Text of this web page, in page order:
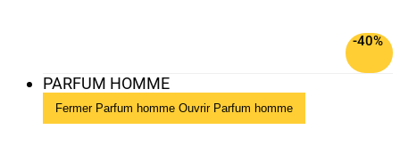
-40%
PARFUM HOMME
Fermer Parfum homme Ouvrir Parfum homme